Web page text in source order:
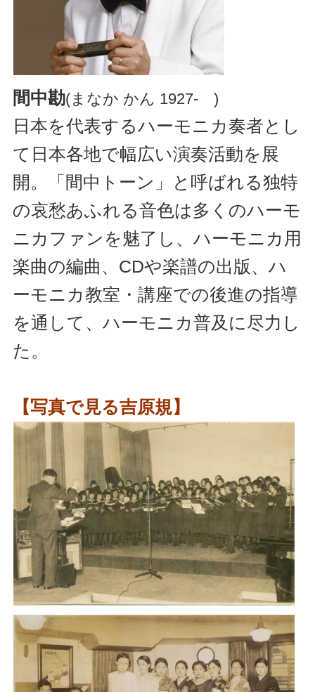
間中勘(まなか かん 1927‐ )
日本を代表するハーモニカ奏者とし
て日本各地で幅広い演奏活動を展
開。「間中トーン」と呼ばれる独特
の哀愁あふれる音色は多くのハーモ
ニカファンを魅了し、ハーモニカ用
楽曲の編曲、CDや楽譜の出版、ハ
ーモニカ教室・講座での後進の指導
を通して、ハーモニカ普及に尽力し
た。
【写真で見る吉原規】